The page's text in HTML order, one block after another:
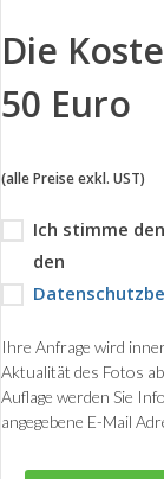
Die
50 Euro
(alle Preise exkl. UST)
Ich stimme den
den
Ihre Anfrage wird
Aktualität des Fotos
Auflage werden Sie
angegebene E-Mail